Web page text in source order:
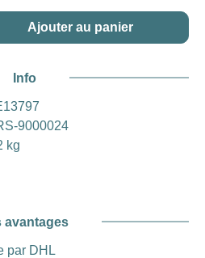
: Entrez la quantité
Ajouter au panier
Info
9000024
kg
avantages
par DHL